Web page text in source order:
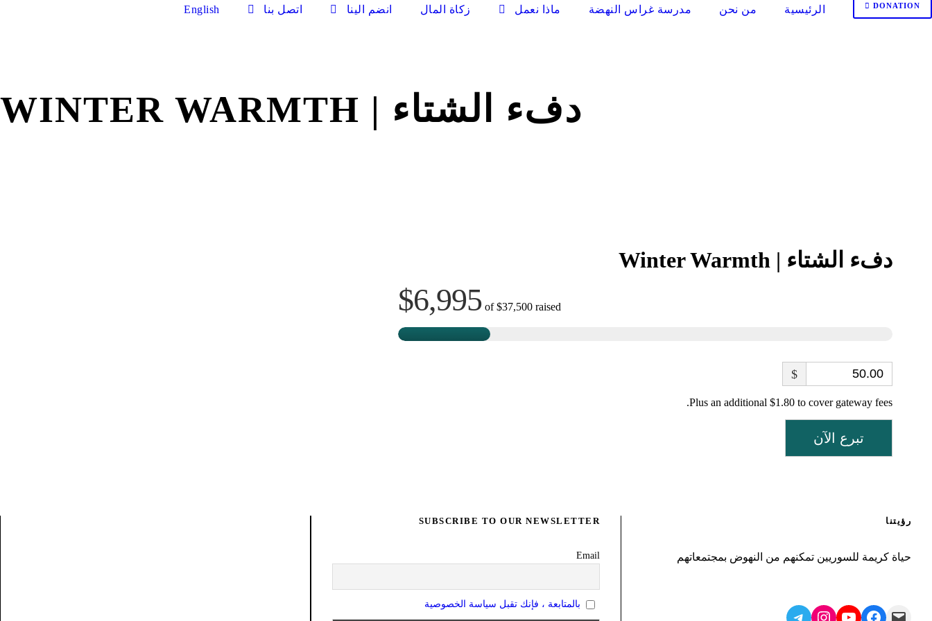
الرئيسية من نحن مدرسة غراس النهضة ماذا نعمل زكاة المال انضم الينا اتصل بنا English DONATION
دفء الشتاء | WINTER WARMTH
دفء الشتاء | Winter Warmth
$6,995of$37,500raised
$
Plus an additional $1.80 to cover gateway fees.
تبرع الآن
رؤيتنا
حياة كريمة للسوريين تمكنهم من النهوض بمجتمعاتهم
Mail
Facebook
YouTube
Instagram
Telegram
SUBSCRIBE TO OUR NEWSLETTER
Email
بالمتابعة ، فإنك تقبل سياسة الخصوصية